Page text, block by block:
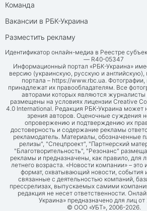
Команда
Вакансии в РБК-Украина
Разместить рекламу
Идентификатор онлайн-медиа в Реестре
— R40-05347
Информационный портал «РБК-Украина»
версию (украинскую, русскую и английскую),
портала – https://www.rbc.ua.
принадлежат их правообладателям. Все
авторами которых являются журналисты
размещены на условиях лицензии Creative
4.0 International. Редакция РБК-Украина может
зрения авторов. Оценочные суждения
опровержению и подтверждению их
достоверность и содержание рекламы
рекламодатель. Материалы, обозначенные
релизы", "Спецпроект", "Партнерский
"Благотворительность", "Резонанс"
рекламы и предназначены, как правило, для
летнего возраста. «Новости компании» –
формат, охватывающий новости, события
связанные с деятельностью компаний,
прессрелизах, выпускаемых самими
редакция не несет ответственности.
Украина» предназначено для лиц от
© ООО «УБТ», 2006-2026.